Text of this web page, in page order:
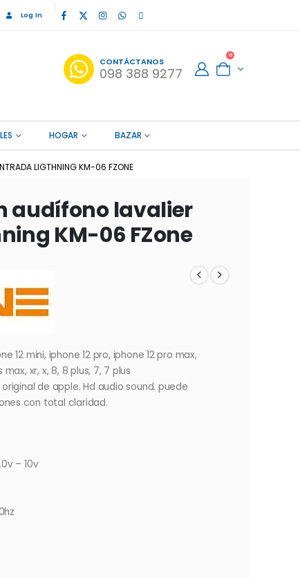
Log In
CONTÁCTANOS
098 388 9277
0
HOGAR BAZAR
LIGTHNING KM-06 FZONE
audífono lavalier
KM-06 FZone
12 mini, iphone 12 pro, iphone 12 pro max,
max, xr, x, 8, 8 plus, 7, 7 plus
de apple. Hd audio sound. puede
con total claridad.
– 10v